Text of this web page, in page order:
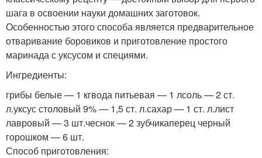
шага в освоении науки домашних заготовок.
Особенностью этого способа является предварительное
отваривание боровиков и приготовление простого
маринада с уксусом и специями.
Ингредиенты:
грибы белые — 1 кгвода питьевая — 1 лсоль — 2 ст.
л.уксус столовый 9% — 1,5 ст. л.сахар — 1 ст. л.лист
лавровый — 3 шт.чеснок — 2 зубчикаперец черный
горошком — 6 шт.
Способ приготовления: